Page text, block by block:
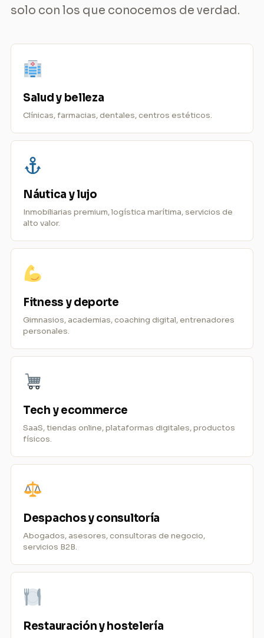
solo con los que conocemos de verdad.
Salud y belleza
Clínicas, farmacias, dentales, centros estéticos.
Náutica y lujo
Inmobiliarias premium, logística marítima, servicios de
alto valor.
Fitness y deporte
Gimnasios, academias, coaching digital, entrenadores
personales.
Tech y ecommerce
SaaS, tiendas online, plataformas digitales, productos
físicos.
Despachos y consultoría
Abogados, asesores, consultoras de negocio,
servicios B2B.
Restauración y hostelería